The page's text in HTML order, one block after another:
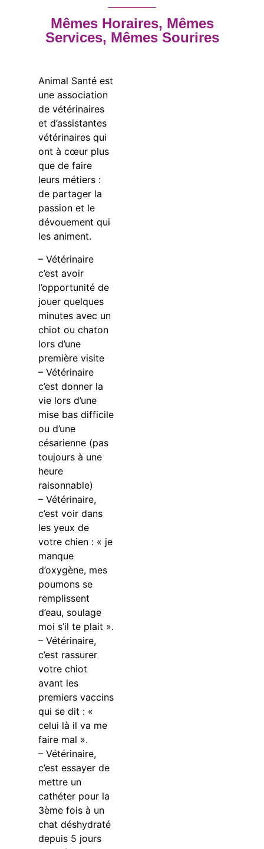
Mêmes Horaires, Mêmes
Services, Mêmes Sourires
Animal Santé est
une association
de vétérinaires
et d’assistantes
vétérinaires qui
ont à cœur plus
que de faire
leurs métiers :
de partager la
passion et le
dévouement qui
les animent.
– Vétérinaire
c’est avoir
l’opportunité de
jouer quelques
minutes avec un
chiot ou chaton
lors d’une
première visite
– Vétérinaire
c’est donner la
vie lors d’une
mise bas difficile
ou d’une
césarienne (pas
toujours à une
heure
raisonnable)
– Vétérinaire,
c’est voir dans
les yeux de
votre chien : « je
manque
d’oxygène, mes
poumons se
remplissent
d’eau, soulage
moi s’il te plait ».
– Vétérinaire,
c’est rassurer
votre chiot
avant les
premiers vaccins
qui se dit : «
celui là il va me
faire mal ».
– Vétérinaire,
c’est essayer de
mettre un
cathéter pour la
3ème fois à un
chat déshydraté
depuis 5 jours